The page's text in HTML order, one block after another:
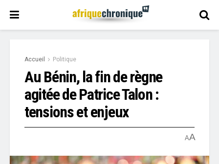
Accueil Politique
Au Bénin, la fin de règne
agitée de Patrice Talon :
tensions et enjeux
AA